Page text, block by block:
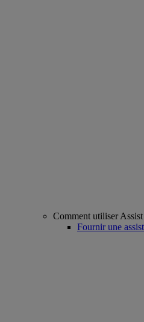
Comment utiliser
Fournir une